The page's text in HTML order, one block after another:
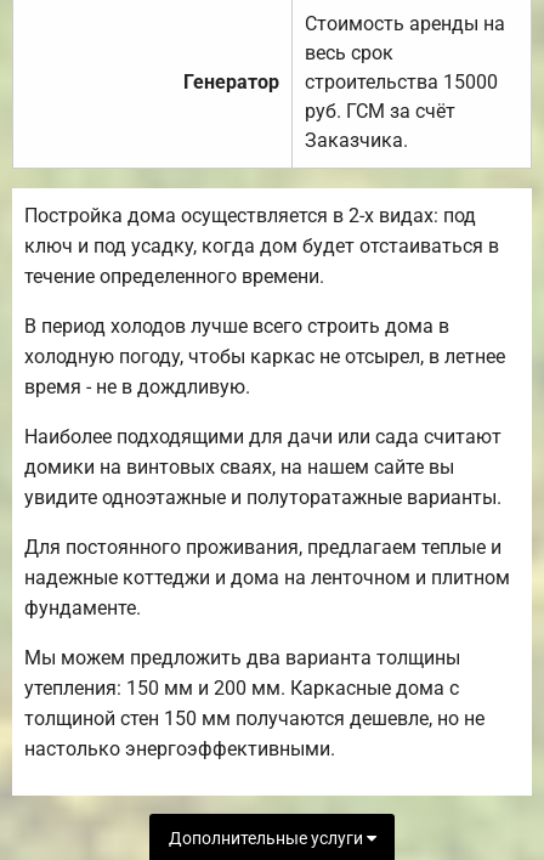
Генератор
Стоимость аренды на
весь срок
строительства 15000
руб. ГСМ за счёт
Заказчика.
Постройка дома осуществляется в 2-х видах: под
ключ и под усадку, когда дом будет отстаиваться в
течение определенного времени.
В период холодов лучше всего строить дома в
холодную погоду, чтобы каркас не отсырел, в летнее
время - не в дождливую.
Наиболее подходящими для дачи или сада считают
домики на винтовых сваях, на нашем сайте вы
увидите одноэтажные и полуторатажные варианты.
Для постоянного проживания, предлагаем теплые и
надежные коттеджи и дома на ленточном и плитном
фундаменте.
Мы можем предложить два варианта толщины
утепления: 150 мм и 200 мм. Каркасные дома с
толщиной стен 150 мм получаются дешевле, но не
настолько энергоэффективными.
Дополнительные услуги